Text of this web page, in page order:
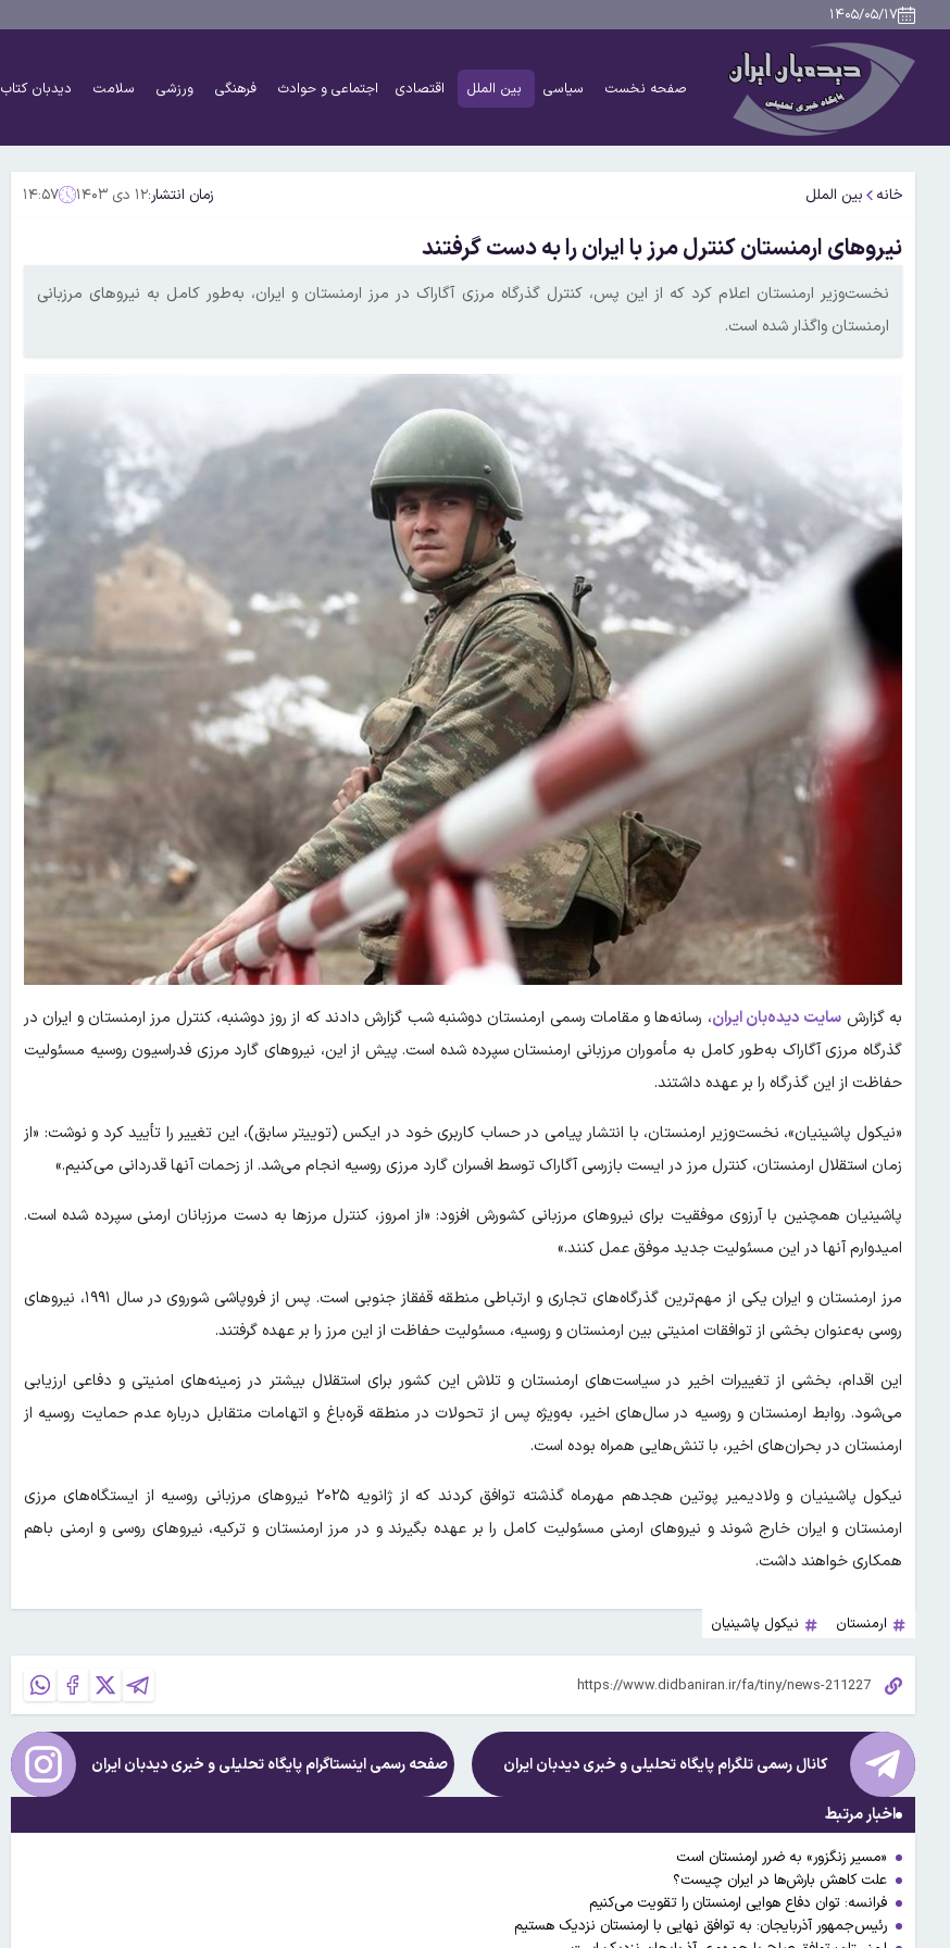
۱۴۰۵/۰۵/۱۷
صفحه نخست سیاسی بین الملل اقتصادی اجتماعی و حوادث فرهنگی ورزشی سلامت دیدبان کتاب
خانه بین الملل زمان انتشار:۱۲ دی ۱۴۰۳ ۱۴:۵۷
نیرو‌های ارمنستان کنترل مرز با ایران را به دست گرفتند
نخست‌وزیر ارمنستان اعلام کرد که از این پس، کنترل گذرگاه مرزی آگاراک در مرز ارمنستان و ایران، به‌طور کامل به نیروهای مرزبانی
ارمنستان واگذار شده است.
به گزارش سایت دیده‌بان ایران، رسانه‌ها و مقامات رسمی ارمنستان دوشنبه شب گزارش دادند که از روز دوشنبه، کنترل مرز ارمنستان و ایران در
گذرگاه مرزی آگاراک به‌طور کامل به مأموران مرزبانی ارمنستان سپرده شده است. پیش از این، نیرو‌های گارد مرزی فدراسیون روسیه مسئولیت
حفاظت از این گذرگاه را بر عهده داشتند.
«نیکول پاشینیان»، نخست‌وزیر ارمنستان، با انتشار پیامی در حساب کاربری خود در ایکس (توییتر سابق)، این تغییر را تأیید کرد و نوشت: «از
زمان استقلال ارمنستان، کنترل مرز در ایست بازرسی آگاراک توسط افسران گارد مرزی روسیه انجام می‌شد. از زحمات آنها قدردانی می‌کنیم.»
پاشینیان همچنین با آرزوی موفقیت برای نیرو‌های مرزبانی کشورش افزود: «از امروز، کنترل مرز‌ها به دست مرزبانان ارمنی سپرده شده است.
امیدوارم آنها در این مسئولیت جدید موفق عمل کنند.»
مرز ارمنستان و ایران یکی از مهم‌ترین گذرگاه‌های تجاری و ارتباطی منطقه قفقاز جنوبی است. پس از فروپاشی شوروی در سال ۱۹۹۱، نیرو‌های
روسی به‌عنوان بخشی از توافقات امنیتی بین ارمنستان و روسیه، مسئولیت حفاظت از این مرز را بر عهده گرفتند.
این اقدام، بخشی از تغییرات اخیر در سیاست‌های ارمنستان و تلاش این کشور برای استقلال بیشتر در زمینه‌های امنیتی و دفاعی ارزیابی
می‌شود. روابط ارمنستان و روسیه در سال‌های اخیر، به‌ویژه پس از تحولات در منطقه قره‌باغ و اتهامات متقابل درباره عدم حمایت روسیه از
ارمنستان در بحران‌های اخیر، با تنش‌هایی همراه بوده است.
نیکول پاشینیان و ولادیمیر پوتین هجدهم مهرماه گذشته توافق کردند که از ژانویه ۲۰۲۵ نیرو‌های مرزبانی روسیه از ایستگاه‌های مرزی
ارمنستان و ایران خارج شوند و نیرو‌های ارمنی مسئولیت کامل را بر عهده بگیرند و در مرز ارمنستان و ترکیه، نیرو‌های روسی و ارمنی باهم
همکاری خواهند داشت.
ارمنستان نیکول پاشینیان
کانال رسمی تلگرام پایگاه تحلیلی و خبریدیدبان ایران صفحه رسمی اینستاگرام پایگاه تحلیلی و خبریدیدبان ایران
اخبار مرتبط
«مسیر زنگزور» به ضرر ارمنستان است
علت کاهش بارش‌ها در ایران چیست؟
فرانسه: توان دفاع هوایی ارمنستان را تقویت می‌کنیم
رئیس‌جمهور آذربایجان: به توافق نهایی با ارمنستان نزدیک هستیم